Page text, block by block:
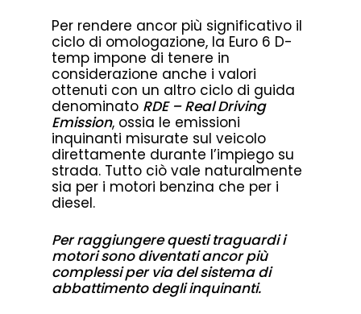
Per rendere ancor più significativo il
ciclo di omologazione, la Euro 6 D-
temp impone di tenere in
considerazione anche i valori
ottenuti con un altro ciclo di guida
denominato RDE – Real Driving
Emission, ossia le emissioni
inquinanti misurate sul veicolo
direttamente durante l’impiego su
strada. Tutto ciò vale naturalmente
sia per i motori benzina che per i
diesel.
Per raggiungere questi traguardi i
motori sono diventati ancor più
complessi per via del sistema di
abbattimento degli inquinanti.